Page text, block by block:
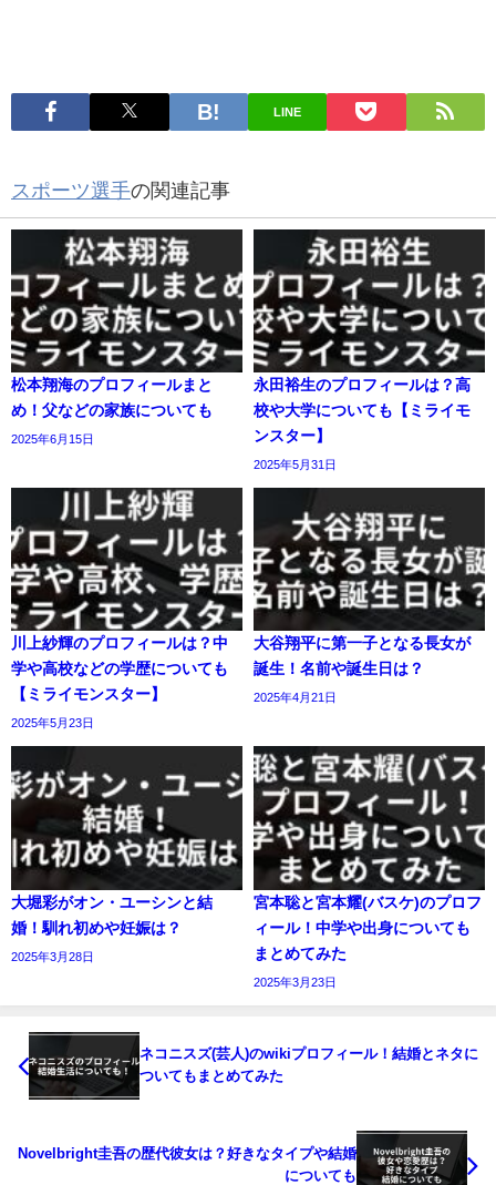
LINE
スポーツ選手の関連記事
松本翔海のプロフィールまと
め！父などの家族についても
2025年6月15日
永田裕生のプロフィールは？高
校や大学についても【ミライモ
ンスター】
2025年5月31日
川上紗輝のプロフィールは？中
学や高校などの学歴についても
【ミライモンスター】
2025年5月23日
大谷翔平に第一子となる長女が
誕生！名前や誕生日は？
2025年4月21日
大堀彩がオン・ユーシンと結
婚！馴れ初めや妊娠は？
2025年3月28日
宮本聡と宮本耀(バスケ)のプロフ
ィール！中学や出身についても
まとめてみた
2025年3月23日
ネコニスズ(芸人)のwikiプロフィール！結婚とネタに
ついてもまとめてみた
Novelbright圭吾の歴代彼女は？好きなタイプや結婚
についても